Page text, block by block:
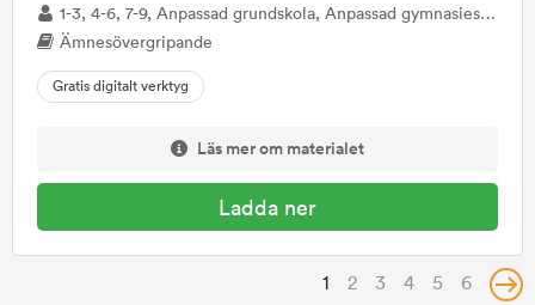
1-3, 4-6, 7-9, Anpassad grundskola, Anpassad gymnasieskola, Förskola/Förskoleklass, Gymnasiet, Särskola, Vuxenutbildning
Ämnesövergripande
Gratis digitalt verktyg
Läs mer om materialet
Ladda ner
1 2 3 4 5 6